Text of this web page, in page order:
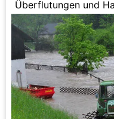
Überflutungen und
Amstetten.